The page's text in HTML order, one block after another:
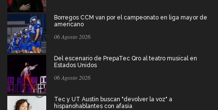
Borregos CCM van por el campeonato en liga mayor de
americano
06 Agosto 2026
Del escenario de PrepaTec Qro al teatro musical en
Estados Unidos
06 Agosto 2026
Tec y UT Austin buscan "devolver la voz" a
hispanohablantes con afasia